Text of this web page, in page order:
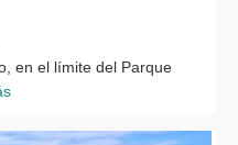
en el límite del Parque